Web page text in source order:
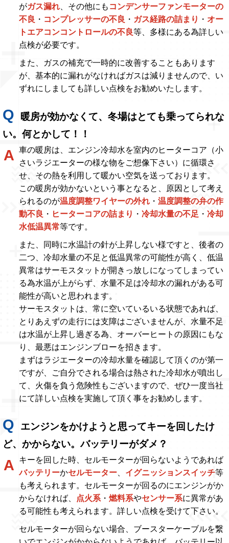
がガス漏れ 、その他にも コンデンサーファンモーターの
不良 ・ コンプレッサーの不良 ・ ガス経路の詰まり ・ オー
トエアコンコントロールの不良等、多様にある為詳しい
点検が必要です。
また、ガスの補充で一時的に改善することもあります
が、基本的に漏れがなければガスは減りませんので、い
ずれにしましても詳しい点検をお勧めいたします。
暖房が効かなくて、冬場はとても乗ってられな
い。何とかして！！
車の暖房は、エンジン冷却水を室内のヒーターコア（小
さいラジエーターの様な物をご想像下さい）に循環さ
せ、その熱を利用して暖かい空気を送っております。
この暖房が効かないという事となると、原因として考え
られるのが温度調整ワイヤーの外れ ・ 温度調整の弁の作
動不良 ・ ヒーターコアの詰まり ・ 冷却水量の不足 ・ 冷却
水低温異常等です。
また、同時に水温計の針が上昇しない様ですと、後者の
二つ、冷却水量の不足と低温異常の可能性が高く、低温
異常はサーモスタットが開きっ放しになってしまってい
る為水温が上がらず、水量不足は冷却水の漏れがある可
能性が高いと思われます。
サーモスタットは、常に空いているいる状態であれば、
とりあえずの走行には支障はございませんが、水量不足
は水温が上昇し過ぎる為、オーバーヒートの原因にもな
り、最悪はエンジンブローを招きます。
まずはラジエーターの冷却水量を確認して頂くのが第一
ですが、ご自分でされる場合は熱された冷却水が噴出し
て、火傷を負う危険性もございますので、ぜひ一度当社
にて詳しい点検を実施して頂く事をお勧めします。
エンジンをかけようと思ってキーを回したけ
ど、かからない。バッテリーがダメ？
キーを回した時、セルモーターが回らないようであれば
バッテリーかセルモーター イグニッションスイッチ等
も考えられます。セルモーターが回るのにエンジンがか
からなければ、
点火系 ・ 燃料系やセンサー系に異常があ
る可能性も考えられます。詳しい点検を受けて下さい。
セルモーターが回らない場合、ブースターケーブルを繋